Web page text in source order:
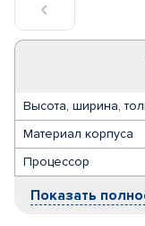
Высота, ширина,
Материал корпуса
Процессор
Показать